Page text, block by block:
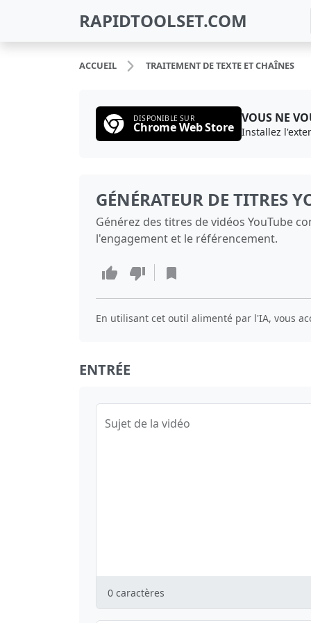
RAPIDTOOLSET.COM
ACCUEIL TRAITEMENT DE TEXTE ET CHAÎNES
DISPONIBLE SUR
Chrome Web Store
VOUS NE
Installez
GÉNÉRATEUR DE TITRES
Générez des titres de vidéos YouTube
l'engagement et le référencement.
En utilisant cet outil alimenté par l'IA, vous
ENTRÉE
Sujet de la vidéo
0 caractères